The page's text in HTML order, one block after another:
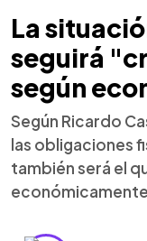
La
seguirá
según
Según Ricardo
las obligaciones
también será el